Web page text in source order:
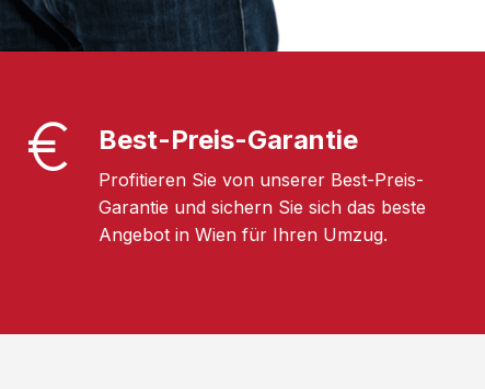
Best-Preis-Garantie
Profitieren Sie von unserer Best-Preis-
Garantie und sichern Sie sich das beste
Angebot in Wien für Ihren Umzug.